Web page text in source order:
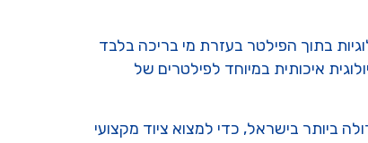
בתוך הפילטר בעזרת מי בריכה בלבד
איכותית במיוחד לפילטרים של
ביותר בישראל, כדי למצוא ציוד מקצועי